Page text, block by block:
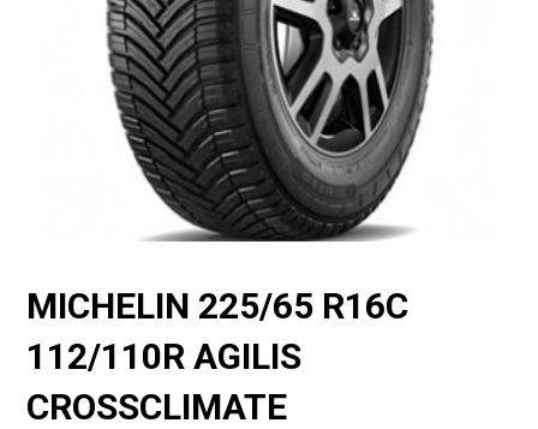
MICHELIN 225/65 R16C
112/110R AGILIS
CROSSCLIMATE